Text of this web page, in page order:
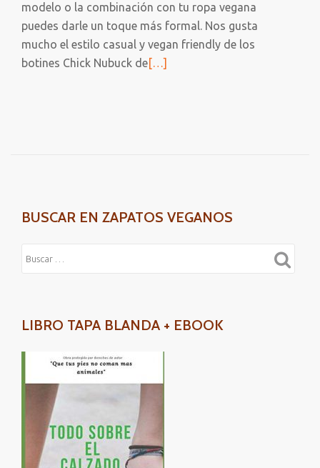
modelo o la combinación con tu ropa vegana
puedes darle un toque más formal. Nos gusta
mucho el estilo casual y vegan friendly de los
botines Chick Nubuck deLeer
[…]
BUSCAR EN ZAPATOS VEGANOS
LIBRO TAPA BLANDA + EBOOK